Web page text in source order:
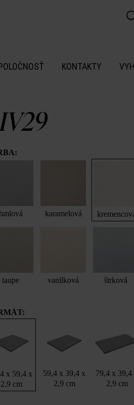
KONTAKTY
79,4 x 39,4 x 2,9 cm, taupe; LIV29
Momento múrová
karamelová
taupe vanilková štrková
x 59,4 x
2,9 cm
59,4 x 39,4 x
2,9 cm
79,4 x 39,4
2,9 cm